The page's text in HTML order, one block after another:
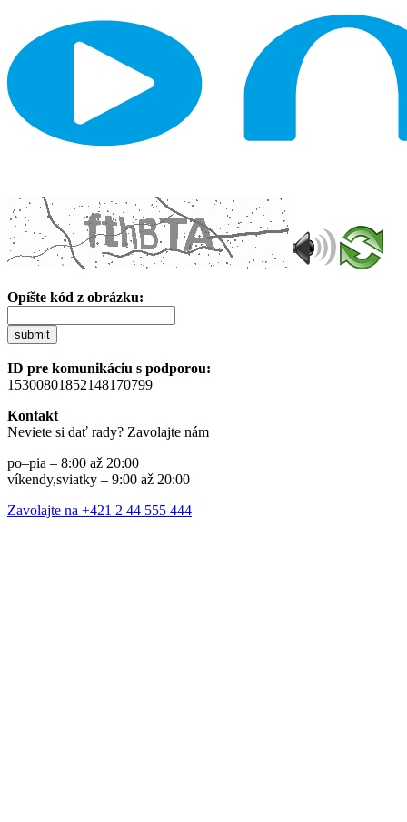
Opíšte kód z obrázku:
submit
ID pre komunikáciu s podporou:
15300801852148170799
Kontakt
Neviete si dať rady? Zavolajte nám
po–pia – 8:00 až 20:00
víkendy,sviatky – 9:00 až 20:00
Zavolajte na +421 2 44 555 444